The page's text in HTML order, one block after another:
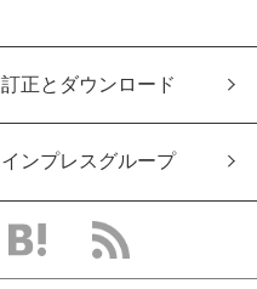
訂正とダウンロード
インプレスグループ